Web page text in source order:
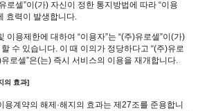
로셀”이(가) 자신이 정한 통지방법에 따라 “이용
효력이 발생합니다.
이용제한에 대하여 “이용자”는 “(주)유로셀”이(가)
수 있습니다. 이 때 이의가 정당하다고 “(주)유로
로셀”은(는) 즉시 서비스의 이용을 재개합니다.
의 효과]
용계약의 해제·해지의 효과는 제27조를 준용합니